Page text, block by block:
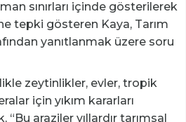
sınırları içinde gösterilerek
tepki gösteren Kaya, Tarım
yanıtlanmak üzere soru
zeytinlikler, evler, tropik
için yıkım kararları
“Bu araziler yıllardır tarımsal